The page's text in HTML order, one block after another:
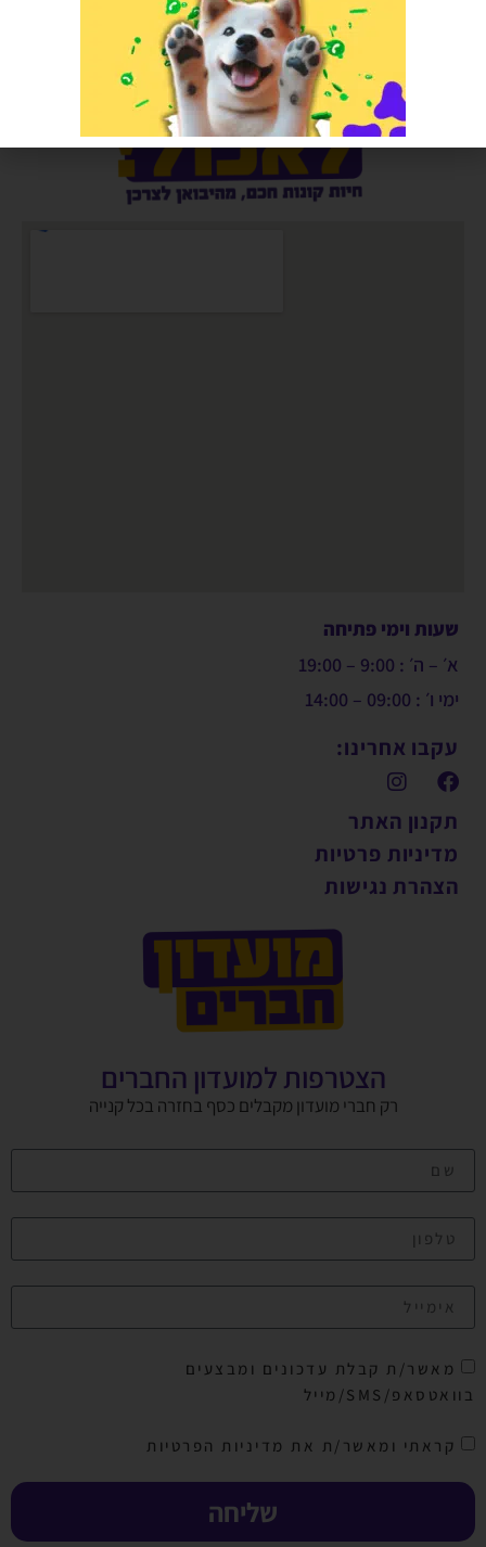
שעות וימי פתיחה
א׳ – ה׳ : 9:00 – 19:00
ימי ו׳ : 09:00 – 14:00
עקבו אחרינו:
תקנון האתר
מדיניות פרטיות
הצהרת נגישות
הצטרפות למועדון החברים
רק חברי מועדון מקבלים כסף בחזרה בכל קנייה
מאשר/ת קבלת עדכונים ומבצעים
בוואטסאפ/SMS/מייל
קראתי ומאשר/ת את מדיניות הפרטיות
שליחה